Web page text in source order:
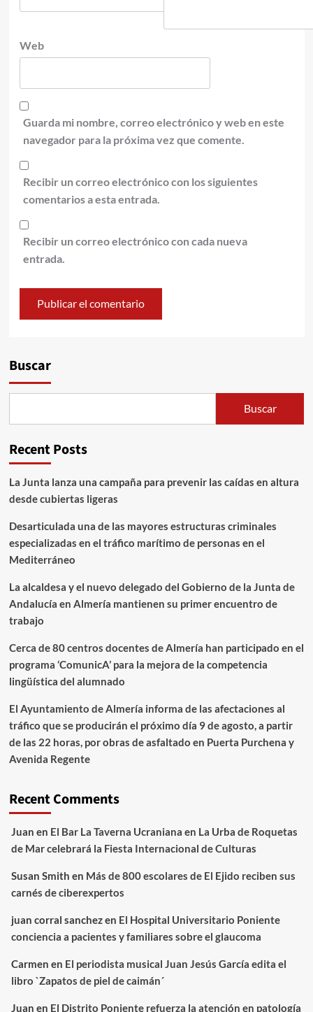
Web
Guarda mi nombre, correo electrónico y web en este
navegador para la próxima vez que comente.
Recibir un correo electrónico con los siguientes
comentarios a esta entrada.
Recibir un correo electrónico con cada nueva
entrada.
Buscar
Buscar
Recent Posts
La Junta lanza una campaña para prevenir las caídas en altura
desde cubiertas ligeras
Desarticulada una de las mayores estructuras criminales
especializadas en el tráfico marítimo de personas en el
Mediterráneo
La alcaldesa y el nuevo delegado del Gobierno de la Junta de
Andalucía en Almería mantienen su primer encuentro de
trabajo
Cerca de 80 centros docentes de Almería han participado en el
programa ‘ComunicA’ para la mejora de la competencia
lingüística del alumnado
El Ayuntamiento de Almería informa de las afectaciones al
tráfico que se producirán el próximo día 9 de agosto, a partir
de las 22 horas, por obras de asfaltado en Puerta Purchena y
Avenida Regente
Recent Comments
Juan en El Bar La Taverna Ucraniana en La Urba de Roquetas
de Mar celebrará la Fiesta Internacional de Culturas
Susan Smith en Más de 800 escolares de El Ejido reciben sus
carnés de ciberexpertos
juan corral sanchezen El Hospital Universitario Poniente
conciencia a pacientes y familiares sobre el glaucoma
Carmen en El periodista musical Juan Jesús García edita el
libro `Zapatos de piel de caimán´
Juan en El Distrito Poniente refuerza la atención en patología